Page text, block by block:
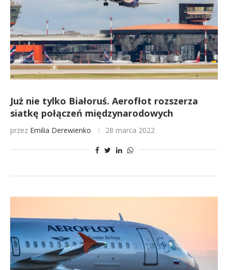
Już nie tylko Białoruś. Aerofłot rozszerza
siatkę połączeń międzynarodowych
przez Emilia Derewienko 28 marca 2022